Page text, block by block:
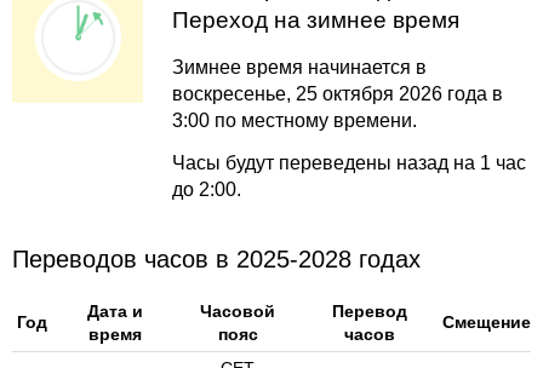
Переход на зимнее время
Зимнее время начинается в
воскресенье, 25 октября 2026 года в
3:00 по местному времени.
Часы будут переведены назад на 1 час
до 2:00.
Переводов часов в 2025-2028 годах
Год
Дата и
время
Часовой
пояс
Перевод
часов
Смещение